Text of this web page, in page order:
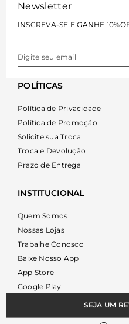
Newsletter
INSCREVA-SE E GANHE
SEJA UM
INSTITUCIONAL
Quem Somos
Nossas Lojas
Trabalhe Conosco
Baixe Nosso App
App Store
Google Play
POLÍTICAS
Política de Privacidade
Política de Promoção
Solicite sua Troca
Troca e Devolução
Prazo de Entrega